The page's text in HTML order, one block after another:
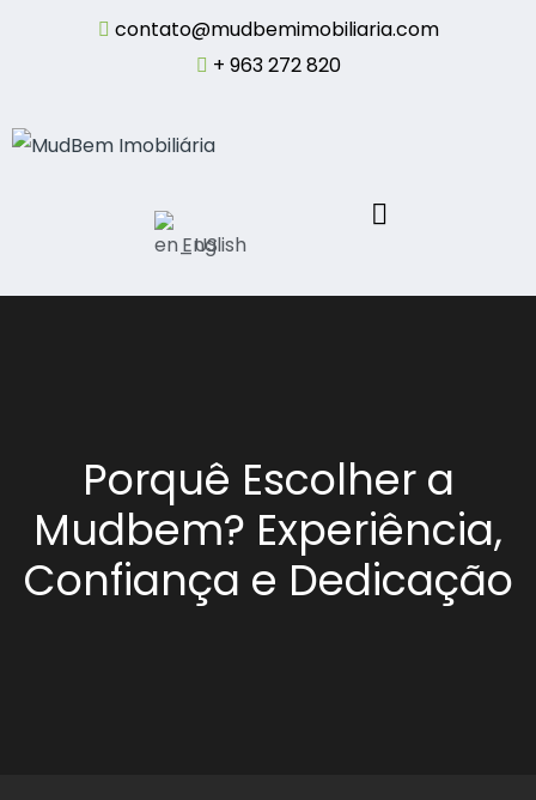
contato@mudbemimobiliaria.com
+ 963 272 820
English
Porquê Escolher a
Mudbem? Experiência,
Confiança e Dedicação